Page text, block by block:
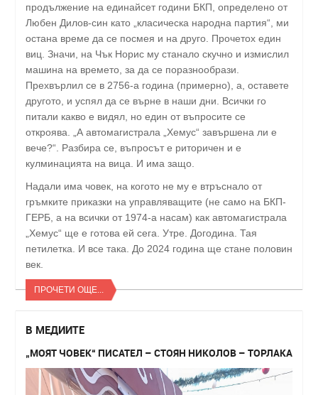
продължение на единайсет години БКП, определено от
Любен Дилов-син като „класическа народна партия“, ми
остана време да се посмея и на друго. Прочетох един
виц. Значи, на Чък Норис му станало скучно и измислил
машина на времето, за да се поразнообрази.
Прехвърлил се в 2756-а година (примерно), а, оставете
другото, и успял да се върне в наши дни. Всички го
питали какво е видял, но един от въпросите се
откроява. „А автомагистрала „Хемус“ завършена ли е
вече?“. Разбира се, въпросът е риторичен и е
кулминацията на вица. И има защо.
Надали има човек, на когото не му е втръснало от
гръмките приказки на управляващите (не само на БКП-
ГЕРБ, а на всички от 1974-а насам) как автомагистрала
„Хемус“ ще е готова ей сега. Утре. Догодина. Тая
петилетка. И все така. До 2024 година ще стане половин
век.
ПРОЧЕТИ ОЩЕ...
В МЕДИИТЕ
„МОЯТ ЧОВЕК“ ПИСАТЕЛ – СТОЯН НИКОЛОВ – ТОРЛАКА